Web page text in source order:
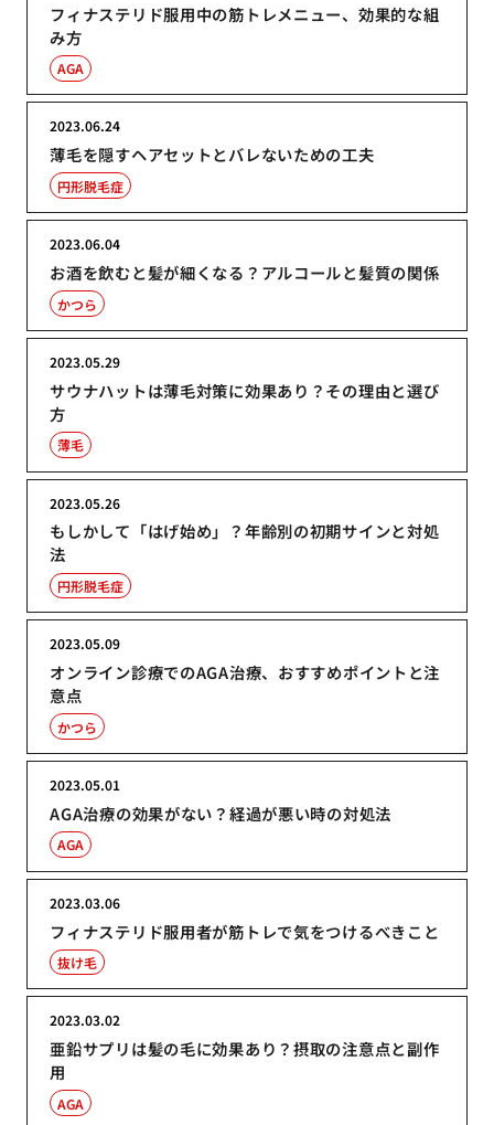
フィナステリド服用中の筋トレメニュー、効果的な組
み方
AGA
薄毛を隠すヘアセットとバレないための工夫
2023.06.24
円形脱毛症
お酒を飲むと髪が細くなる？アルコールと髪質の関係
2023.06.04
かつら
サウナハットは薄毛対策に効果あり？その理由と選び
方
2023.05.29
薄毛
もしかして「はげ始め」？年齢別の初期サインと対処
法
2023.05.26
円形脱毛症
オンライン診療でのAGA治療、おすすめポイントと注
意点
2023.05.09
かつら
AGA治療の効果がない？経過が悪い時の対処法
2023.05.01
AGA
フィナステリド服用者が筋トレで気をつけるべきこと
2023.03.06
抜け毛
亜鉛サプリは髪の毛に効果あり？摂取の注意点と副作
用
2023.03.02
AGA